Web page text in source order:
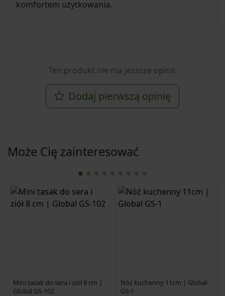
komfortem użytkowania.
Ten produkt nie ma jeszcze opinii.
Dodaj pierwszą opinię
Może Cię zainteresować
Mini tasak do sera i ziół 8 cm |
Global GS-102
Nóż kuchenny 11cm | Global
GS-1